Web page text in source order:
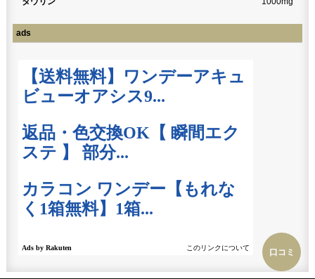
口コミ
ads